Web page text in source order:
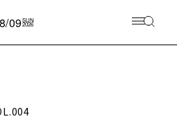
09SUN
2026